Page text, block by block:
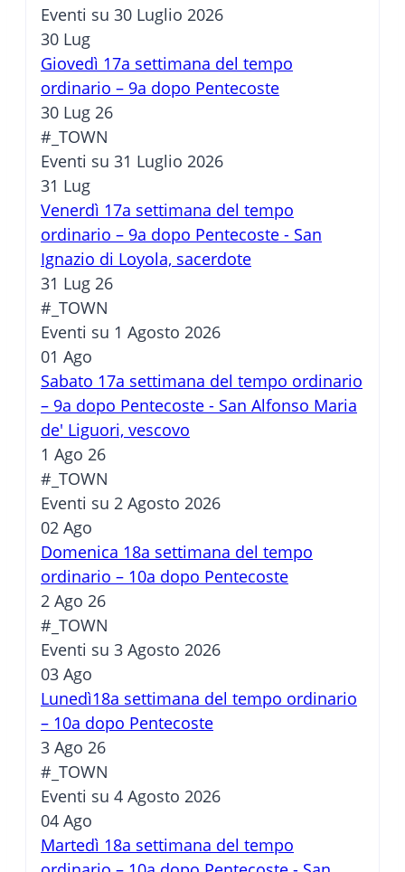
Eventi su 30 Luglio 2026
30 Lug
Giovedì 17a settimana del tempo
ordinario – 9a dopo Pentecoste
30 Lug 26
#_TOWN
Eventi su 31 Luglio 2026
31 Lug
Venerdì 17a settimana del tempo
ordinario – 9a dopo Pentecoste - San
Ignazio di Loyola, sacerdote
31 Lug 26
#_TOWN
Eventi su 1 Agosto 2026
01 Ago
Sabato 17a settimana del tempo ordinario
– 9a dopo Pentecoste - San Alfonso Maria
de' Liguori, vescovo
1 Ago 26
#_TOWN
Eventi su 2 Agosto 2026
02 Ago
Domenica 18a settimana del tempo
ordinario – 10a dopo Pentecoste
2 Ago 26
#_TOWN
Eventi su 3 Agosto 2026
03 Ago
Lunedì18a settimana del tempo ordinario
– 10a dopo Pentecoste
3 Ago 26
#_TOWN
Eventi su 4 Agosto 2026
04 Ago
Martedì 18a settimana del tempo